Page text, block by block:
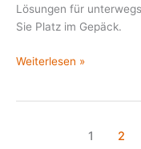
Lösungen für
Sie Platz im Gepäck.
Weiterlesen »
1 2